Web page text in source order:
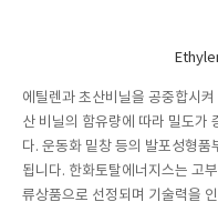
에틸렌과 초산비닐을 공중합시
산 비닐의 함유량에 따라 밀도가
다. 운동화 밑창 등의 발포성형
됩니다. 한화토탈에너지스는 고
류상품으로 선정되며 기술력을